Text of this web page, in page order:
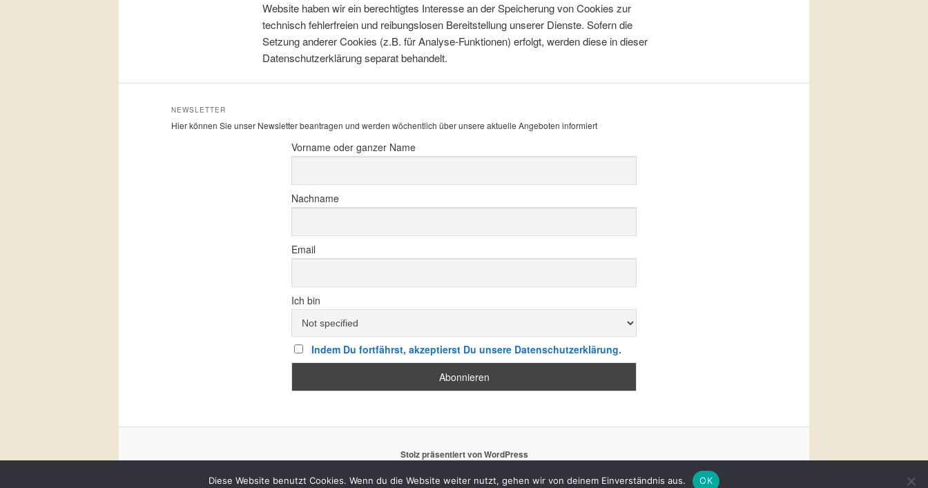
Website haben wir ein berechtigtes Interesse an der Speicherung von Cookies zur
technisch fehlerfreien und reibungslosen Bereitstellung unserer Dienste. Sofern die
Setzung anderer Cookies (z.B. für Analyse-Funktionen) erfolgt, werden diese in dieser
Datenschutzerklärung separat behandelt.
NEWSLETTER
Hier können Sie unser Newsletter beantragen und werden wöchentlich über unsere aktuelle Angeboten informiert
Vorname oder ganzer Name
Nachname
Email
Ich bin
Indem Du fortfährst, akzeptierst Du unsere Datenschutzerklärung.
Stolz präsentiert von WordPress
Diese Website benutzt Cookies. Wenn du die Website weiter nutzt, gehen wir von deinem Einverständnis aus. OK